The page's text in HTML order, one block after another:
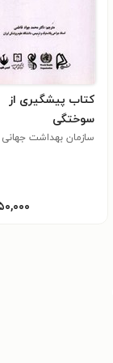
کتاب پیشگیری از
سوختگی
سازمان بهداشت جهانی